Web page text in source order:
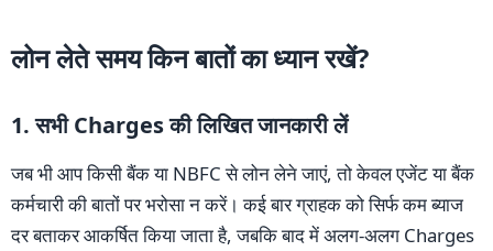
लोन लेते समय किन बातों का ध्यान रखें?
1. सभी Charges की लिखित जानकारी लें
जब भी आप किसी बैंक या NBFC से लोन लेने जाएं, तो केवल एजेंट या बैंक
कर्मचारी की बातों पर भरोसा न करें। कई बार ग्राहक को सिर्फ कम ब्याज
दर बताकर आकर्षित किया जाता है, जबकि बाद में अलग-अलग Charges